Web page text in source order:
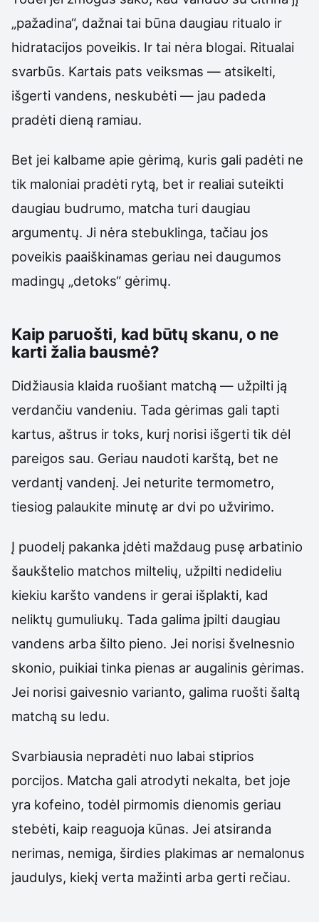
„pažadina“, dažnai tai būna daugiau ritualo ir
hidratacijos poveikis. Ir tai nėra blogai. Ritualai
svarbūs. Kartais pats veiksmas — atsikelti,
išgerti vandens, neskubėti — jau padeda
pradėti dieną ramiau.
Bet jei kalbame apie gėrimą, kuris gali padėti ne
tik maloniai pradėti rytą, bet ir realiai suteikti
daugiau budrumo, matcha turi daugiau
argumentų. Ji nėra stebuklinga, tačiau jos
poveikis paaiškinamas geriau nei daugumos
madingų „detoks“ gėrimų.
Kaip paruošti, kad būtų skanu, o ne
karti žalia bausmė?
Didžiausia klaida ruošiant matchą — užpilti ją
verdančiu vandeniu. Tada gėrimas gali tapti
kartus, aštrus ir toks, kurį norisi išgerti tik dėl
pareigos sau. Geriau naudoti karštą, bet ne
verdantį vandenį. Jei neturite termometro,
tiesiog palaukite minutę ar dvi po užvirimo.
Į puodelį pakanka įdėti maždaug pusę arbatinio
šaukštelio matchos miltelių, užpilti nedideliu
kiekiu karšto vandens ir gerai išplakti, kad
neliktų gumuliukų. Tada galima įpilti daugiau
vandens arba šilto pieno. Jei norisi švelnesnio
skonio, puikiai tinka pienas ar augalinis gėrimas.
Jei norisi gaivesnio varianto, galima ruošti šaltą
matchą su ledu.
Svarbiausia nepradėti nuo labai stiprios
porcijos. Matcha gali atrodyti nekalta, bet joje
yra kofeino, todėl pirmomis dienomis geriau
stebėti, kaip reaguoja kūnas. Jei atsiranda
nerimas, nemiga, širdies plakimas ar nemalonus
jaudulys, kiekį verta mažinti arba gerti rečiau.